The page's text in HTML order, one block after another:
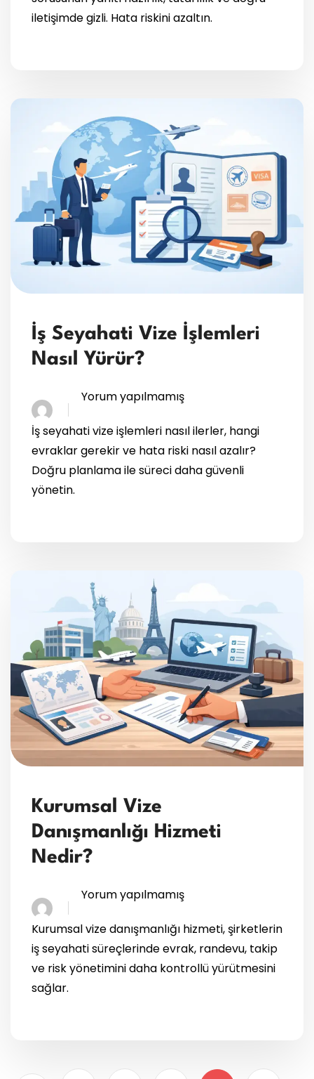
iletişimde gizli. Hata riskini azaltın.
İş Seyahati Vize İşlemleri
Nasıl Yürür?
Yorum yapılmamış
İş seyahati vize işlemleri nasıl ilerler, hangi
evraklar gerekir ve hata riski nasıl azalır?
Doğru planlama ile süreci daha güvenli
yönetin.
Kurumsal Vize
Danışmanlığı Hizmeti
Nedir?
Yorum yapılmamış
Kurumsal vize danışmanlığı hizmeti, şirketlerin
iş seyahati süreçlerinde evrak, randevu, takip
ve risk yönetimini daha kontrollü yürütmesini
sağlar.